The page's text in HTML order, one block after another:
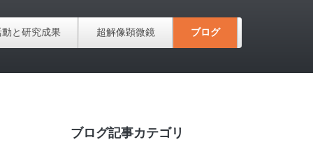
動と研究成果 超解像顕微鏡 ブログ
ブログ記事カテゴリ